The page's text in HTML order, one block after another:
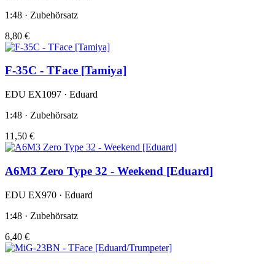
1:48 · Zubehörsatz
8,80 €
F-35C - TFace [Tamiya]
EDU EX1097 · Eduard
1:48 · Zubehörsatz
11,50 €
A6M3 Zero Type 32 - Weekend [Eduard]
EDU EX970 · Eduard
1:48 · Zubehörsatz
6,40 €